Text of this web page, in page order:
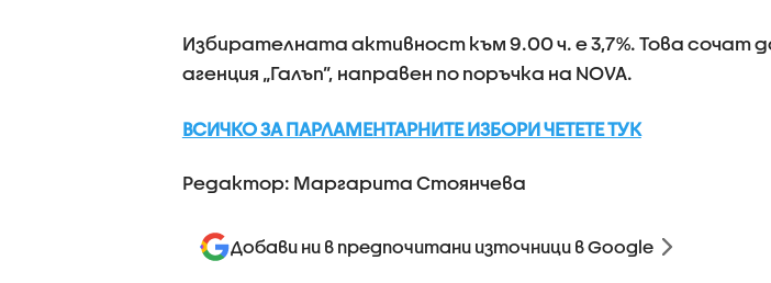
Избирателната активност към 9.00 ч. е 3,7%. Това сочат
агенция „Галъп”, направен по поръчка на NOVA.
ВСИЧКО ЗА ПАРЛАМЕНТАРНИТЕ ИЗБОРИ ЧЕТЕТЕ ТУК
Редактор: Маргарита Стоянчева
Добави ни в предпочитани източници в Google